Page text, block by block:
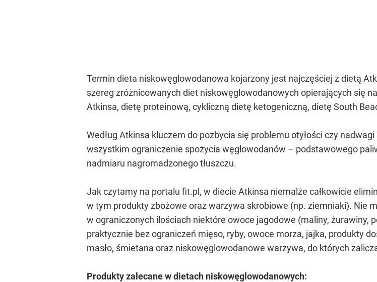
Termin dieta niskowęglowodanowa kojarzony jest najczęściej z dietą
szereg zróżnicowanych diet niskowęglowodanowych opierających się
Atkinsa, dietę proteinową, cykliczną dietę ketogeniczną, dietę South
Według Atkinsa kluczem do pozbycia się problemu otyłości czy
wszystkim ograniczenie spożycia węglowodanów – podstawowego
nadmiaru nagromadzonego tłuszczu.
Jak czytamy na portalu fit.pl, w diecie Atkinsa niemalże całkowicie
w tym produkty zbożowe oraz warzywa skrobiowe (np. ziemniaki). Nie
w ograniczonych ilościach niektóre owoce jagodowe (maliny, żurawiny,
praktycznie bez ograniczeń mięso, ryby, owoce morza, jajka, produkty
masło, śmietana oraz niskowęglowodanowe warzywa, do których
Produkty zalecane w dietach niskowęglowodanowych: